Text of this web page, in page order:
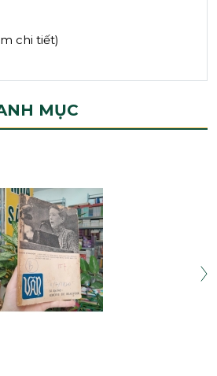
chi tiết)
MỤC